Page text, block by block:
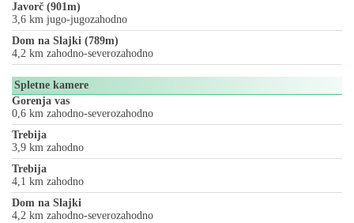
Javorč (901m)
3,6 km jugo-jugozahodno
Dom na Slajki (789m)
4,2 km zahodno-severozahodno
Spletne kamere
Gorenja vas
0,6 km zahodno-severozahodno
Trebija
3,9 km zahodno
Trebija
4,1 km zahodno
Dom na Slajki
4,2 km zahodno-severozahodno